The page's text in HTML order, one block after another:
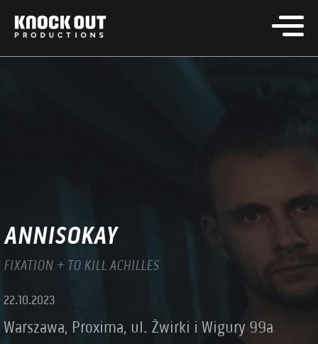
ANNISOKAY
FIXATION + TO KILL ACHILLES
22.10.2023
Warszawa, Proxima, ul. Żwirki i Wigury 99a